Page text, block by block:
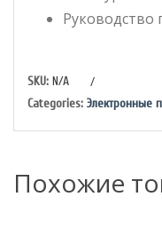
Руководство
SKU: N/A /
Categories: Электронные
Похожие